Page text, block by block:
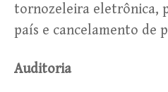
tornozeleira eletrônica,
país e cancelamento de
Auditoria